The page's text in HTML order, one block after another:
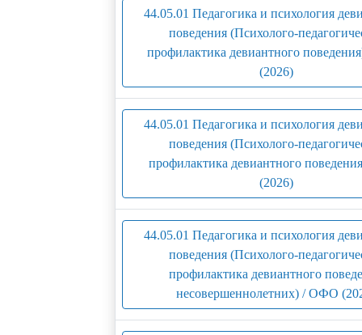
44.05.01 Педагогика и психология
поведения (Психолого-
профилактика девиантного
(2026)
44.05.01 Педагогика и психология
поведения (Психолого-
профилактика девиантного
(2026)
44.05.01 Педагогика и психология
поведения (Психолого-
профилактика девиантного
несовершеннолетних) / ОФО